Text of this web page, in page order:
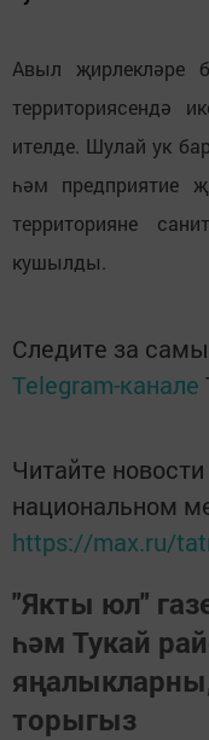
Авыл җирлекләре
территориясендә
ителде. Шулай ук
һәм предприятие
территорияне
кушылды.
Следите за
Telegram-канале
Читайте
национальном
https://max.ru/
"Якты юл"
һәм Тукай
торыгыз